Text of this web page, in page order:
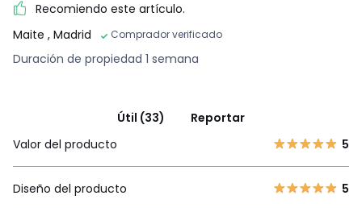
Recomiendo este artículo.
Maite , Madrid Comprador verificado
Duración de propiedad 1 semana
Útil (33)
Reportar
Valor del producto
5
Diseño del producto 5